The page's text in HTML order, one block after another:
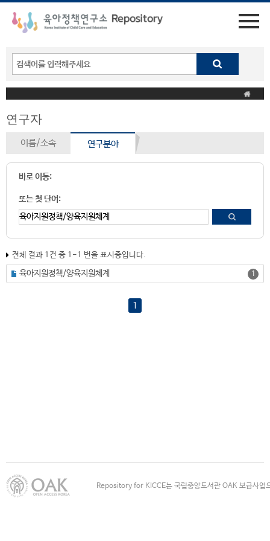
연구자
이름/소속 연구분야
바로 이동:
또는 첫 단어:
전체 결과 1건 중 1-1 번을 표시중입니다.
육아지원정책/양육지원체계 1
1
Repository for KICCE는 국립중앙도서관 OAK 보급사업